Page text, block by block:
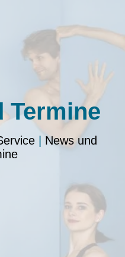
Termine
| News und